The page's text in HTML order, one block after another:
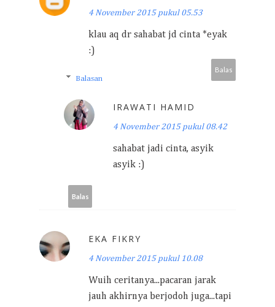
4 November 2015 pukul 05.53
klau aq dr sahabat jd cinta *eyak
:)
Balas
Balasan
IRAWATI HAMID
4 November 2015 pukul 08.42
sahabat jadi cinta, asyik
asyik :)
Balas
EKA FIKRY
4 November 2015 pukul 10.08
Wuih ceritanya...pacaran jarak
jauh akhirnya berjodoh juga...tapi